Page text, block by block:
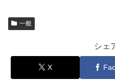
一般
シェ
X